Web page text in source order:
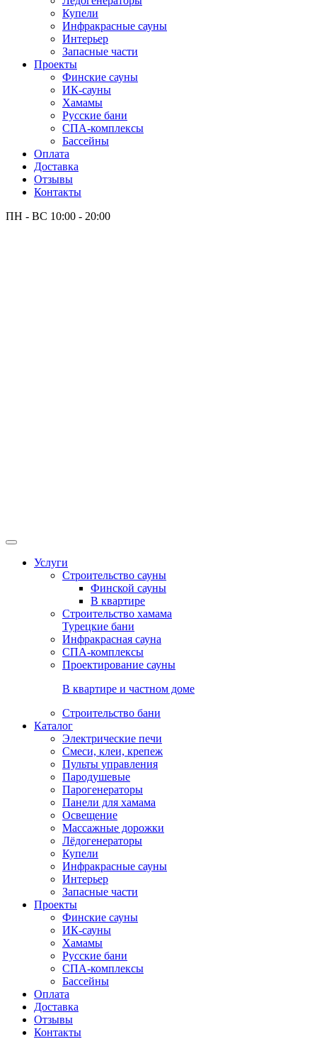
Купели
Инфракрасные сауны
Интерьер
Запасные части
Проекты
Финские сауны
ИК-сауны
Хамамы
Русские бани
СПА-комплексы
Бассейны
Оплата
Доставка
Отзывы
Контакты
ПН - ВС 10:00 - 20:00
Услуги
Строительство сауны
Финской сауны
В квартире
Строительство хамама
Турецкие бани
Инфракрасная сауна
СПА-комплексы
Проектирование сауны
В квартире и частном доме
Строительство бани
Каталог
Электрические печи
Смеси, клеи, крепеж
Пульты управления
Пародушевые
Парогенераторы
Панели для хамама
Освещение
Массажные дорожки
Лёдогенераторы
Купели
Инфракрасные сауны
Интерьер
Запасные части
Проекты
Финские сауны
ИК-сауны
Хамамы
Русские бани
СПА-комплексы
Бассейны
Оплата
Доставка
Отзывы
Контакты